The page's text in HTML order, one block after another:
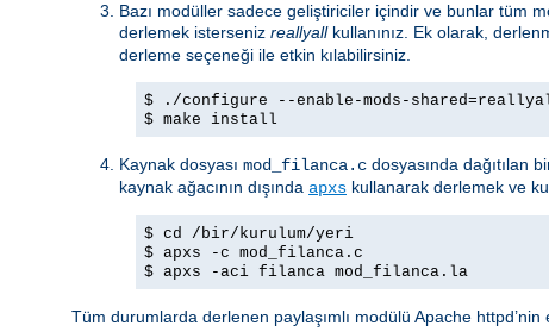
Bazı modüller sadece geliştiriciler içindir ve bunlar tüm
derlemek isterseniz reallyallkullanınız. Ek olarak,
derleme seçeneği ile etkin kılabilirsiniz.
$ ./configure --enable-mods-
$ make install
Kaynak dosyası mod_filanca.c dosyasında dağıtılan
kaynak ağacının dışında apxs kullanarak derlemek ve
$ cd /bir/kurulum/yeri
$ apxs -c mod_filanca.c
$ apxs -aci filanca mod_filanca.la
Tüm durumlarda derlenen paylaşımlı modülü Apache httpd’nin